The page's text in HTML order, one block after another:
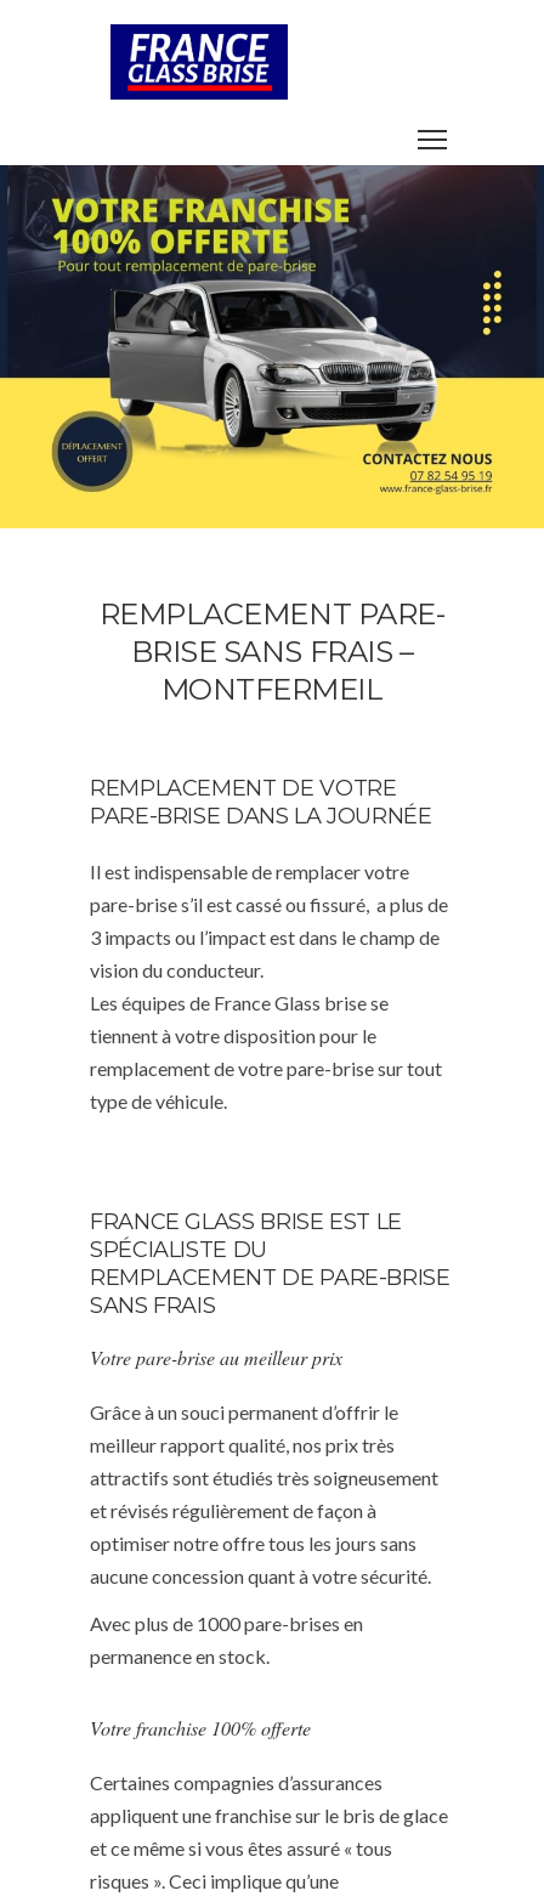
REMPLACEMENT PARE-
BRISE SANS FRAIS –
MONTFERMEIL
REMPLACEMENT DE VOTRE
PARE-BRISE DANS LA JOURNÉE
Il est indispensable de remplacer votre
pare-brise s’il est cassé ou fissuré, a plus de
3 impacts ou l’impact est dans le champ de
vision du conducteur.
Les équipes de France Glass brise se
tiennent à votre disposition pour le
remplacement de votre pare-brise sur tout
type de véhicule.
FRANCE GLASS BRISE EST LE
SPÉCIALISTE DU
REMPLACEMENT DE PARE-BRISE
SANS FRAIS
Votre pare-brise au meilleur prix
Grâce à un souci permanent d’offrir le
meilleur rapport qualité, nos prix très
attractifs sont étudiés très soigneusement
et révisés régulièrement de façon à
optimiser notre offre tous les jours sans
aucune concession quant à votre sécurité.
Avec plus de 1000 pare-brises en
permanence en stock.
Votre franchise 100% offerte
Certaines compagnies d’assurances
appliquent une franchise sur le bris de glace
et ce même si vous êtes assuré « tous
risques ». Ceci implique qu’une